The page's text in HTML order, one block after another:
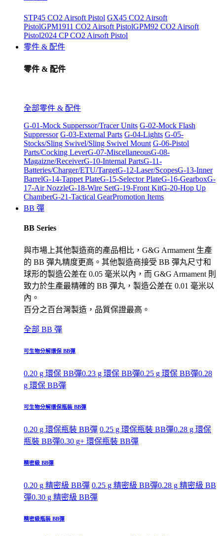
STP45 CO2 Airsoft Pistol GX45 CO2 Airsoft
PistolGPM1911 CO2 Airsoft PistolGPM92 CO2 Airsoft
Pistol2024 CP CO2 Airsoft Pistol
零件 & 配件
零件 & 配件
全部零件 & 配件
G-01-Mock Supperssor/Tracer Units G-02-Mock Flash
Suppressor G-03-External Parts G-04-Lights G-05-
Stocks/Sling Swivel/Sling Swivel Mount G-06-Pistol
Parts/Cocking LeverG-07-MiscellaneousG-08-
Magaizne/ReceiverG-10-Internal PartsG-11-
Batteries/Charger/ETU/TargetG-12-Laser/ScopesG-13-Inner
BarrelG-14-Tappet PlateG-15-Selector PlateG-16-GearboxG-
17-Air NozzleG-18-Wire SetG-19-Front KitG-20-Hop Up
ChamberG-21-Tactical GearPromotion Items
BB 彈
BB Series
與市場上其他製造商的產品相比，G&G Armament 生產
的 BB 彈丸精度更高。其他製造商接受 BB 彈丸尺寸和
球形的製造公差在 0.05 毫米以內，而 G&G Armament 則
致力於生產最精確的 BB 彈丸，製造公差在 0.01 毫米以
內。
百分之百台灣製造，品質保證最高。
全部 BB 彈
可生物分解環保 BB彈
0.20 g 環保 BB彈0.23 g 環保 BB彈0.25 g 環保 BB彈0.28
g 環保 BB彈
可生物分解環保瓶裝 BB彈
0.20 g 環保瓶裝 BB彈 0.25 g 環保瓶裝 BB彈0.28 g 環保
瓶裝 BB彈0.30 g+ 環保瓶裝 BB彈
精密級 BB彈
0.20 g 精密級 BB彈 0.25 g 精密級 BB彈0.28 g 精密級 BB
彈0.30 g 精密級 BB彈
精密級瓶裝 BB彈